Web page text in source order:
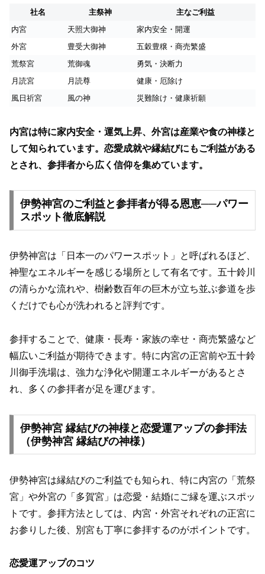
社名 主祭神
主なご利益
内宮
天照大御神
家内安全・開運
外宮
豊受大御神
五穀豊穣・商売繁盛
荒祭宮
荒御魂
勇気・決断力
月読宮
月読尊
健康・厄除け
風日祈宮
風の神 災難除け・健康祈願
内宮は特に家内安全・運気上昇、外宮は産業や食の神様と
して知られています。恋愛成就や縁結びにもご利益がある
とされ、参拝者から広く信仰を集めています。
伊勢神宮のご利益と参拝者が得る恩恵──パワー
スポット徹底解説
伊勢神宮は「日本一のパワースポット」と呼ばれるほど、
神聖なエネルギーを感じる場所として有名です。五十鈴川
の清らかな流れや、樹齢数百年の巨木が立ち並ぶ参道を歩
くだけでも心が洗われると評判です。
参拝することで、健康・長寿・家族の幸せ・商売繁盛など
幅広いご利益が期待できます。特に内宮の正宮前や五十鈴
川御手洗場は、強力な浄化や開運エネルギーがあるとさ
れ、多くの参拝者が足を運びます。
伊勢神宮 縁結びの神様と恋愛運アップの参拝法
（伊勢神宮 縁結びの神様）
伊勢神宮は縁結びのご利益でも知られ、特に内宮の「荒祭
宮」や外宮の「多賀宮」は恋愛・結婚にご縁を運ぶスポッ
トです。参拝方法としては、内宮・外宮それぞれの正宮に
お参りした後、別宮も丁寧に参拝するのがポイントです。
恋愛運アップのコツ